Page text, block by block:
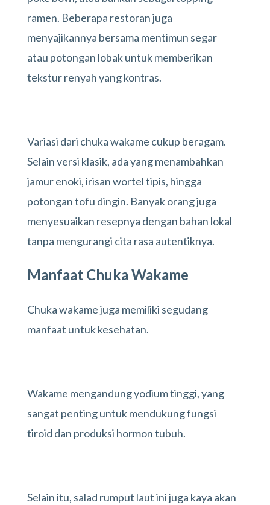
ramen. Beberapa restoran juga
menyajikannya bersama mentimun segar
atau potongan lobak untuk memberikan
tekstur renyah yang kontras.
Variasi dari chuka wakame cukup beragam.
Selain versi klasik, ada yang menambahkan
jamur enoki, irisan wortel tipis, hingga
potongan tofu dingin. Banyak orang juga
menyesuaikan resepnya dengan bahan lokal
tanpa mengurangi cita rasa autentiknya.
Manfaat Chuka Wakame
Chuka wakame juga memiliki segudang
manfaat untuk kesehatan.
Wakame mengandung yodium tinggi, yang
sangat penting untuk mendukung fungsi
tiroid dan produksi hormon tubuh.
Selain itu, salad rumput laut ini juga kaya akan